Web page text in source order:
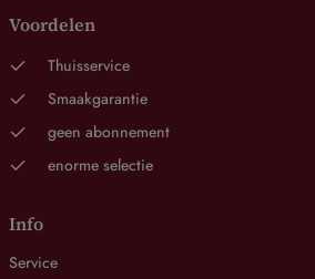
Voordelen
Thuisservice
Smaakgarantie
geen abonnement
enorme selectie
Info
Service